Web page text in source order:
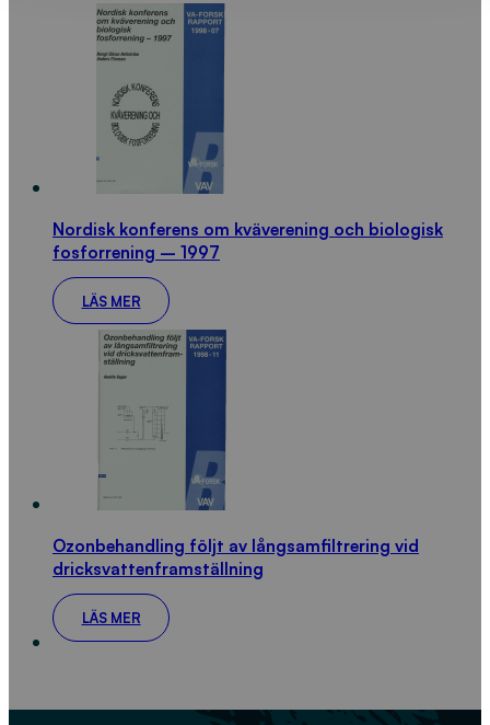
Nordisk konferens om kväverening och biologisk
fosforrening – 1997
LÄS MER
Ozonbehandling följt av långsamfiltrering vid
dricksvattenframställning
LÄS MER